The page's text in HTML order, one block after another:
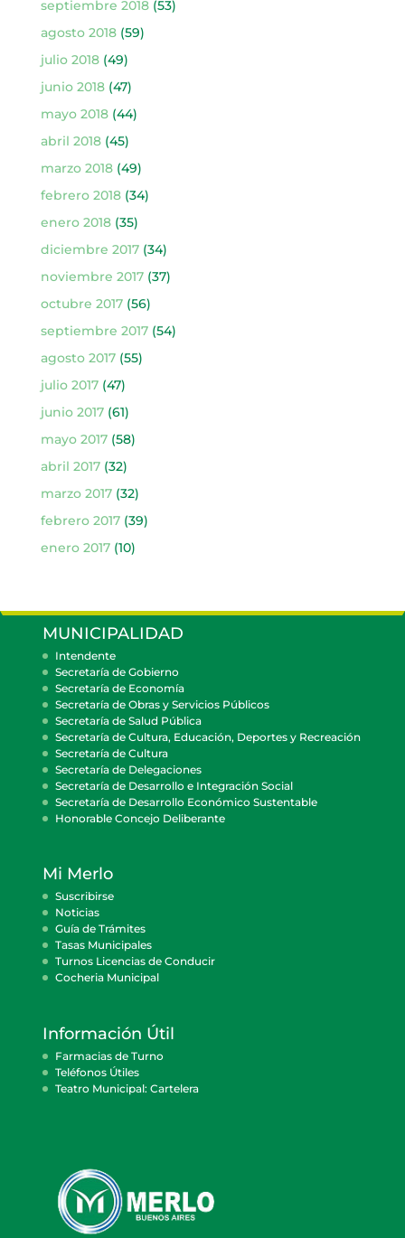
septiembre 2018(53)
agosto 2018(59)
julio 2018(49)
junio 2018(47)
mayo 2018(44)
abril 2018(45)
marzo 2018(49)
febrero 2018(34)
enero 2018(35)
diciembre 2017(34)
noviembre 2017(37)
octubre 2017(56)
septiembre 2017(54)
agosto 2017(55)
julio 2017(47)
junio 2017(61)
mayo 2017(58)
abril 2017(32)
marzo 2017(32)
febrero 2017(39)
enero 2017(10)
MUNICIPALIDAD
Intendente
Secretaría de Gobierno
Secretaría de Economía
Secretaría de Obras y Servicios Públicos
Secretaría de Salud Pública
Secretaría de Cultura, Educación, Deportes y Recreación
Secretaría de Cultura
Secretaría de Delegaciones
Secretaría de Desarrollo e Integración Social
Secretaría de Desarrollo Económico Sustentable
Honorable Concejo Deliberante
Mi Merlo
Suscribirse
Noticias
Guía de Trámites
Tasas Municipales
Turnos Licencias de Conducir
Cocheria Municipal
Información Útil
Farmacias de Turno
Teléfonos Útiles
Teatro Municipal: Cartelera